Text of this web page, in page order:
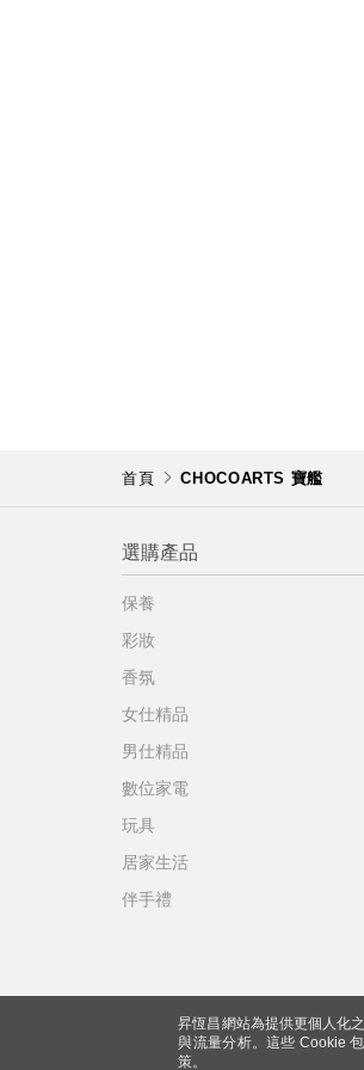
首頁 CHOCOARTS 寶艦
昇恆昌網站為提供更個人化
與流量分析。這些 Cookie
策。
選購產品
保養
彩妝
香氛
女仕精品
男仕精品
數位家電
玩具
居家生活
伴手禮